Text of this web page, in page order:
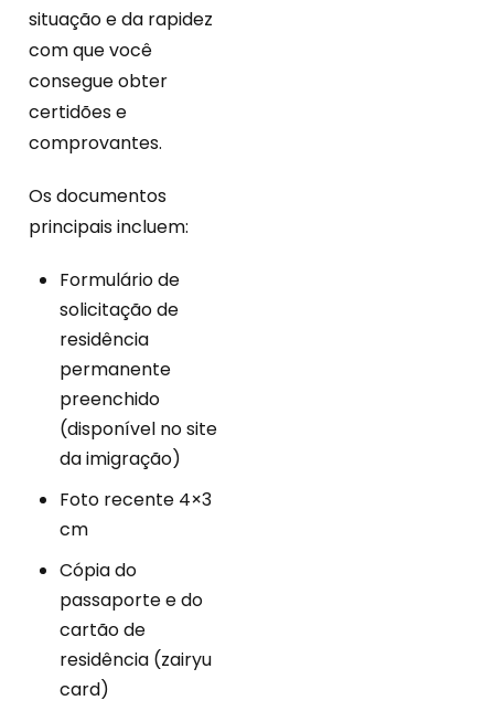
situação e da rapidez
com que você
consegue obter
certidões e
comprovantes.
Os documentos
principais incluem:
Formulário de
solicitação de
residência
permanente
preenchido
(disponível no site
da imigração)
Foto recente 4×3
cm
Cópia do
passaporte e do
cartão de
residência (zairyu
card)